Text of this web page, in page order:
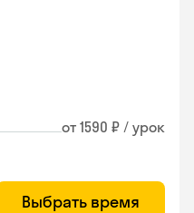
от 1590 ₽ / урок
Выбрать время